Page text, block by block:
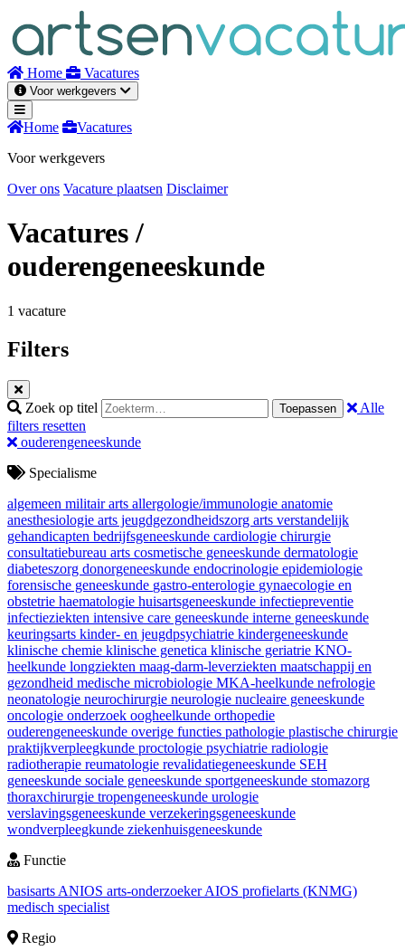
inhoud
Home Vacatures
Voor werkgevers
Home
Vacatures
Voor werkgevers
Over ons Vacature plaatsen Disclaimer
Vacatures/
ouderengeneeskunde
1 vacature
Filters
Zoek op titel Toepassen
Alle
filters resetten
ouderengeneeskunde
Specialisme
algemeen militair arts allergologie/immunologie anatomie
anesthesiologie arts jeugdgezondheidszorg arts verstandelijk
gehandicapten bedrijfsgeneeskunde cardiologie chirurgie
consultatiebureau arts cosmetische geneeskunde dermatologie
diabeteszorg donorgeneeskunde endocrinologie epidemiologie
forensische geneeskunde gastro-enterologie gynaecologie en
obstetrie haematologie huisartsgeneeskunde infectiepreventie
infectieziekten intensive care geneeskunde interne geneeskunde
keuringsarts kinder- en jeugdpsychiatrie kindergeneeskunde
klinische chemie klinische genetica klinische geriatrie KNO-
heelkunde longziekten maag-darm-leverziekten maatschappij en
gezondheid medische microbiologie MKA-heelkunde nefrologie
neonatologie neurochirurgie neurologie nucleaire geneeskunde
oncologie onderzoek oogheelkunde orthopedie
ouderengeneeskunde overige functies pathologie plastische chirurgie
praktijkverpleegkunde proctologie psychiatrie radiologie
radiotherapie reumatologie revalidatiegeneeskunde SEH
geneeskunde sociale geneeskunde sportgeneeskunde stomazorg
thoraxchirurgie tropengeneeskunde urologie
verslavingsgeneeskunde verzekeringsgeneeskunde
wondverpleegkunde ziekenhuisgeneeskunde
Functie
basisarts ANIOS arts-onderzoekerAIOS profielarts (KNMG)
medisch specialist
Regio